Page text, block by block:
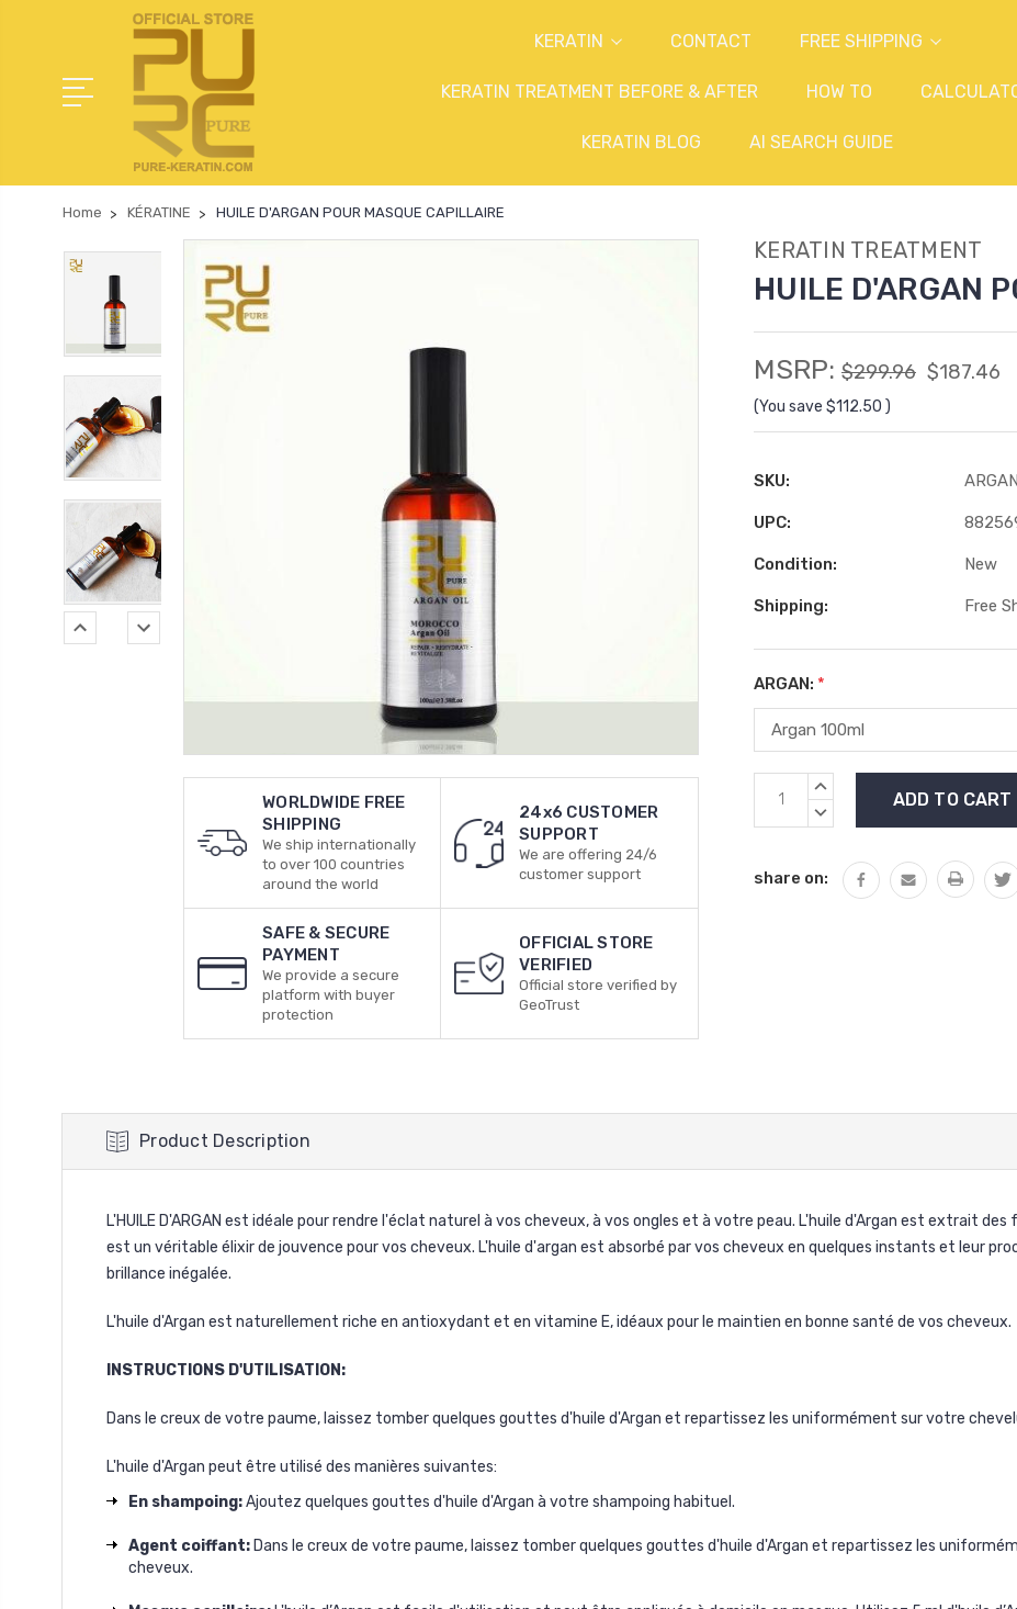
KERATIN CONTACT FREE SHIPPING
KERATIN TREATMENT BEFORE & AFTER HOW TO
KERATIN BLOG AI SEARCH GUIDE
Home KÉRATINE HUILE D'ARGAN POUR MASQUE CAPILLAIRE
WORLDWIDE FREE
SHIPPING
We ship internationally
to over 100 countries
around the world
24x6 CUSTOMER
SUPPORT
We are offering 24/6
customer support
SAFE & SECURE
PAYMENT
We provide a secure
platform with buyer
protection
OFFICIAL STORE
VERIFIED
Official store verified by
GeoTrust
KERATIN TREATMENT
HUILE D'ARGAN
MSRP: $299.96 $187.46
(You save $112.50 )
SKU:
UPC:
Condition: New
Shipping: Free
ARGAN: *
Current
Stock:
INCREASE
DECREASE
share on:
Product Description
L'HUILE D'ARGAN est idéale pour rendre l'éclat naturel à vos cheveux, à vos ongles et à votre peau. L'huile d'Argan est extrait des
est un véritable élixir de jouvence pour vos cheveux. L'huile d'argan est absorbé par vos cheveux en quelques instants et leur
brillance inégalée.
L'huile d'Argan est naturellement riche en antioxydant et en vitamine E, idéaux pour le maintien en bonne santé de vos cheveux.
INSTRUCTIONS D'UTILISATION:
Dans le creux de votre paume, laissez tomber quelques gouttes d'huile d'Argan et repartissez les uniformément sur votre
L'huile d'Argan peut être utilisé des manières suivantes:
En shampoing:Ajoutez quelques gouttes d'huile d'Argan à votre shampoing habituel.
Agent coiffant: Dans le creux de votre paume, laissez tomber quelques gouttes d'huile d'Argan et repartissez les
cheveux.